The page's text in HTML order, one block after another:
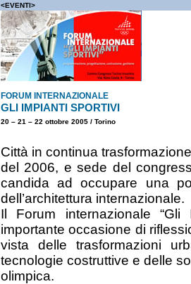
<EVENTI>
FORUM INTERNAZIONALE
GLI IMPIANTI SPORTIVI
20 – 21 – 22 ottobre 2005 / Torino
Città in continua
del 2006, e sede del
candida ad occupare una
dell’architettura internazionale.
Il Forum internazionale “Gli
importante occasione di
vista delle trasformazioni
tecnologie costruttive e delle
olimpica.